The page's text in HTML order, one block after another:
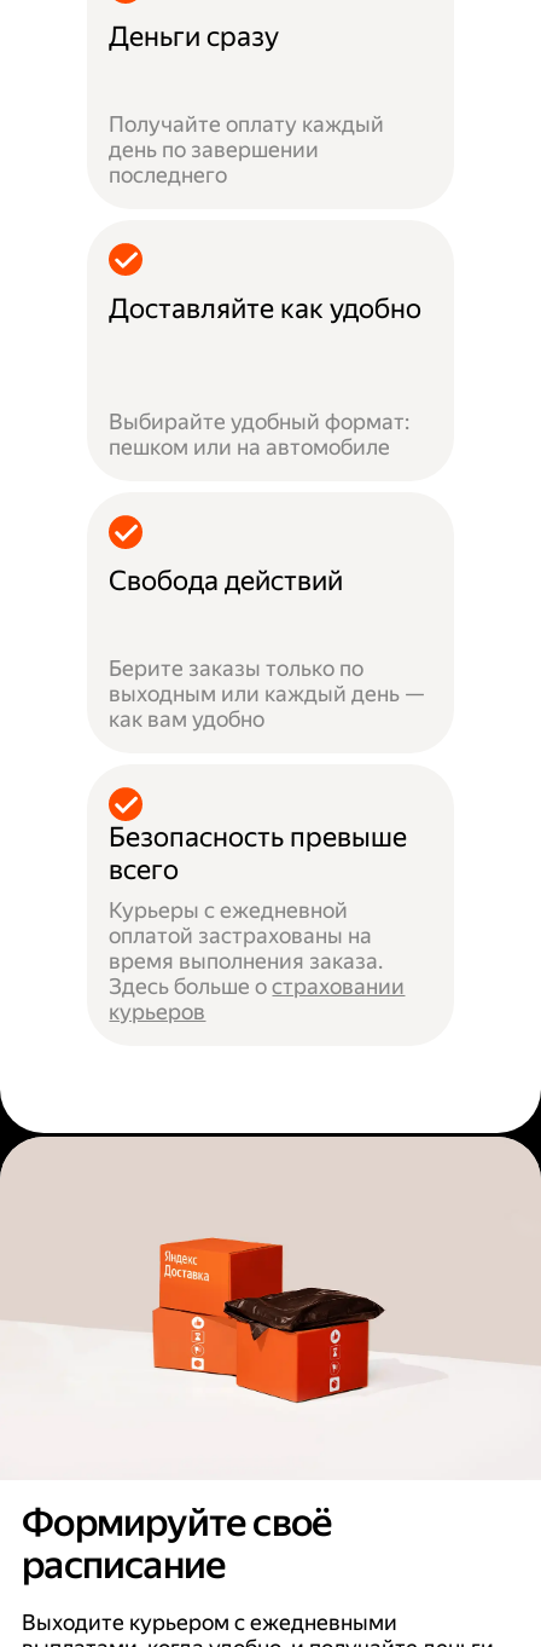
Деньги сразу
Получайте оплату каждый
день по завершении
последнего
Доставляйте как удобно
Выбирайте удобный формат:
пешком или на автомобиле
Свобода действий
Берите заказы только по
выходным или каждый день —
как вам удобно
Безопасность превыше
всего
Курьеры с ежедневной
оплатой застрахованы на
время выполнения заказа.
Здесь больше остраховании
курьеров
Формируйте своё
расписание
Выходите курьером с ежедневными